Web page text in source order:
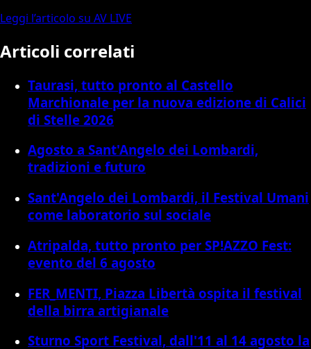
Leggi l’articolo su AV LIVE
Articoli correlati
Taurasi, tutto pronto al Castello
Marchionale per la nuova edizione di Calici
di Stelle 2026
Agosto a Sant'Angelo dei Lombardi,
tradizioni e futuro
Sant'Angelo dei Lombardi, il Festival Umani
come laboratorio sul sociale
Atripalda, tutto pronto per SP!AZZO Fest:
evento del 6 agosto
FER_MENTI, Piazza Libertà ospita il festival
della birra artigianale
Sturno Sport Festival, dall'11 al 14 agosto la